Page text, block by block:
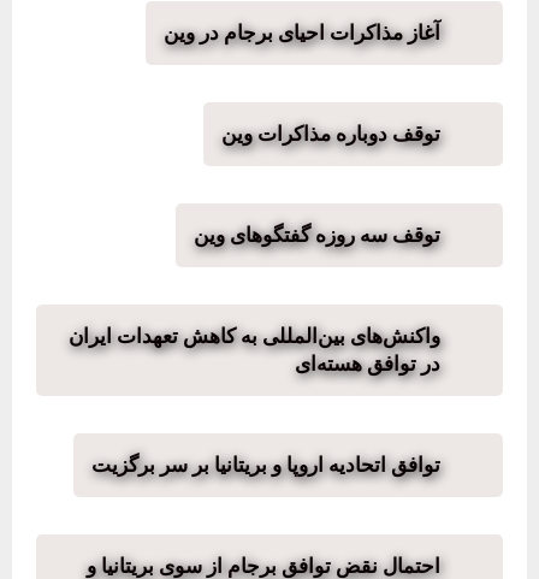
آغاز مذاکرات احیای برجام در وین
توقف دوباره مذاکرات وین
توقف سه روزه گفتگوهای وین
واکنش‌های بین‌المللی به کاهش تعهدات ایران
در توافق هسته‌ای
توافق اتحادیه اروپا و بریتانیا بر سر برگزیت
احتمال نقض توافق برجام از سوی بریتانیا و